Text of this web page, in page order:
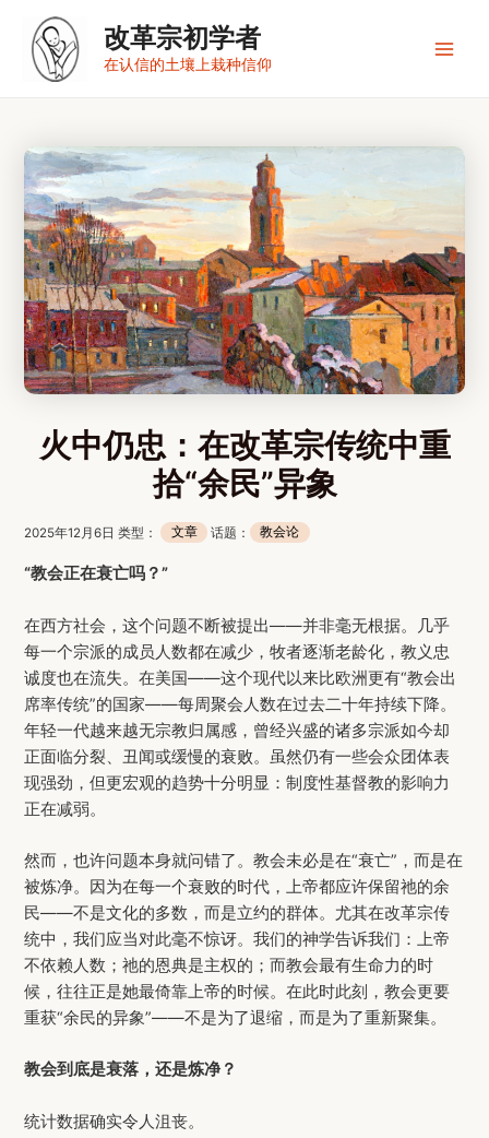
改革宗初学者
在认信的土壤上栽种信仰
火中仍忠：在改革宗传统中重
拾“余民”异象
2025年12月6日 类型： 文章 话题： 教会论
“教会正在衰亡吗？”
在西方社会，这个问题不断被提出——并非毫无根据。几乎
每一个宗派的成员人数都在减少，牧者逐渐老龄化，教义忠
诚度也在流失。在美国——这个现代以来比欧洲更有“教会出
席率传统”的国家——每周聚会人数在过去二十年持续下降。
年轻一代越来越无宗教归属感，曾经兴盛的诸多宗派如今却
正面临分裂、丑闻或缓慢的衰败。虽然仍有一些会众团体表
现强劲，但更宏观的趋势十分明显：制度性基督教的影响力
正在减弱。
然而，也许问题本身就问错了。教会未必是在“衰亡”，而是在
被炼净。因为在每一个衰败的时代，上帝都应许保留祂的余
民——不是文化的多数，而是立约的群体。尤其在改革宗传
统中，我们应当对此毫不惊讶。我们的神学告诉我们：上帝
不依赖人数；祂的恩典是主权的；而教会最有生命力的时
候，往往正是她最倚靠上帝的时候。在此时此刻，教会更要
重获“余民的异象”——不是为了退缩，而是为了重新聚集。
教会到底是衰落，还是炼净？
统计数据确实令人沮丧。